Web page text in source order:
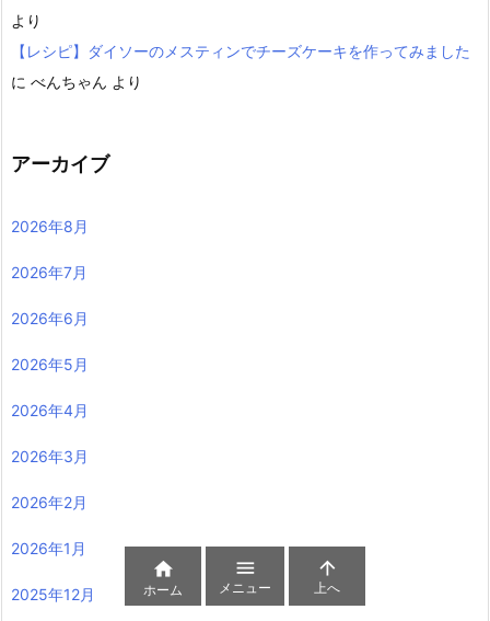
より
【レシピ】ダイソーのメスティンでチーズケーキを作ってみました
に べんちゃん より
アーカイブ
2026年8月
2026年7月
2026年6月
2026年5月
2026年4月
2026年3月
2026年2月
2026年1月
2025年12月

ホーム

メニュー

上へ